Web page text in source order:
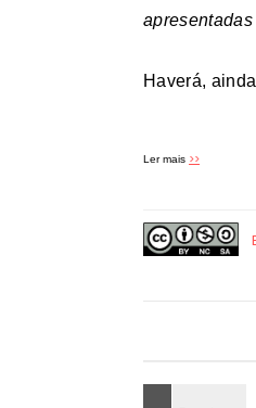
Haverá,
Ler mais >>